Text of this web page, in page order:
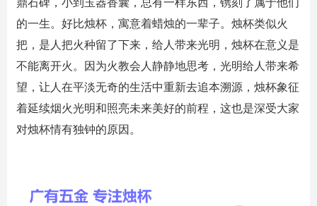
的一生。好比烛杯，寓意着蜡烛的一辈子。烛杯类似火
把，是人把火种留了下来，给人带来光明，烛杯在意义是
不能离开火。因为火教会人静静地思考，光明给人带来希
望，让人在平淡无奇的生活中重新去追本溯源，烛杯象征
着延续烟火光明和照亮未来美好的前程，这也是深受大家
对烛杯情有独钟的原因。